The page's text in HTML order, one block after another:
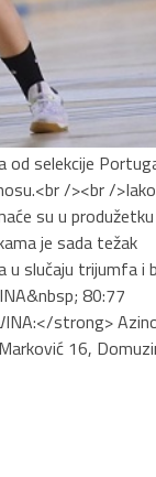
od selekcije
/><br /
su u produžetku
je sada težak
u slučaju trijumfa i
80:77
strong>
16,